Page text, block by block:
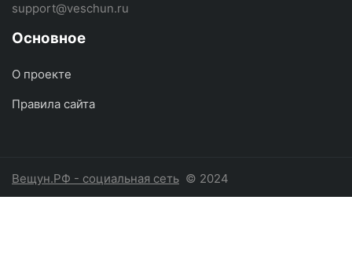
support@veschun.ru
Основное
О проекте
Правила сайта
Вещун.РФ - социальная сеть © 2024